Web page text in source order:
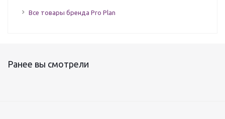
Все товары бренда Pro Plan
Ранее вы смотрели